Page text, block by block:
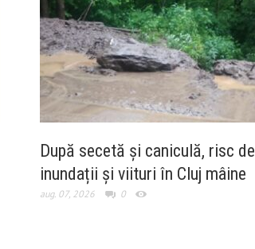
După secetă și caniculă, risc de
inundații și viituri în Cluj mâine
aug. 07, 2026 0